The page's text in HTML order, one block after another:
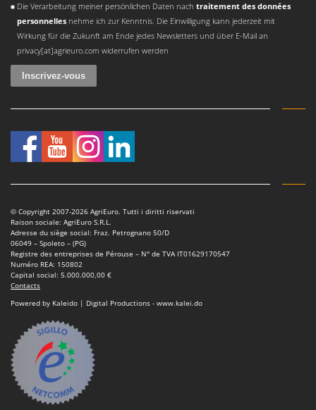
Die Verarbeitung meiner persönlichen Daten nach traitement des données
personnellesnehme ich zur Kenntnis. Die Einwilligung kann jederzeit mit
Wirkung für die Zukunft am Ende jedes Newsletters und über E-Mail an
privacy[at]agrieuro.com widerrufen werden
© Copyright 2007-2026 AgriEuro. Tutti i diritti riservati
Raison sociale: AgriEuro S.R.L.
Adresse du siège social: Fraz. Petrognano 50/D
06049 – Spoleto – (PG)
Registre des entreprises de Pérouse – N° de TVA IT01629170547
Numéro REA: 150802
Capital social: 5.000.000,00 €
Contacts
Powered by Kaleido | Digital Productions - www.kalei.do